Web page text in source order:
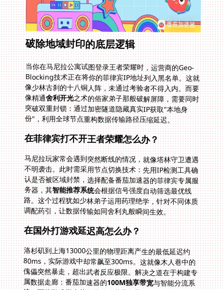
破除地域封印的底层逻辑
当你在马尼拉公寓试图登录王者荣耀时，运营商的Geo-
Blocking技术正在将你的菲律宾IP地址列入黑名单。这就
像少林古刹的十八铜人阵，未通过考验者不得入内。而要
像精通舍利开光之术的俗家弟子那般破解屏障，需要同时
突破双重封锁：通过加密隧道隐藏真实IP获取"本地身
份"，利用全球节点重构数据传输路径压缩延迟。
在菲律宾打不开王者荣耀怎么办？
马尼拉玩家常会遇到突然断线的情况，就像塔林守卫遭遇
不明袭击。此时需采用节点切换技术：先用IP检测工具确
认是否被区域封禁，选择配备番茄加速器的菲律宾专属服
务器，其智能推荐系统会根据信号强度自动筛选最优线
路。这个过程犹如少林弟子运用药理绝学，针对不同体质
调配药引，让数据传输如同舍利丸般瞬间生效。
在国外打游戏延迟高怎么办？
洛杉矶到上海13000公里的物理距离产生的最低延迟约
80ms，实际游戏中却常飙至300ms。这就像木人巷中的
傀儡突然暴走，超出武者反应极限。解决之道在于构建专
属数据走廊：番茄加速器的100M独享带宽与智能分流系
统，可将游戏指令从拥挤的公共网络剥离，就像将伏虎武
僧的铜皮铁骨加持给数据包，穿透跨境网络拥堵直达上海